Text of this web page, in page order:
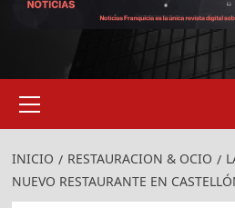
primario
INICIO RESTAURACION & OCIO
NUEVO RESTAURANTE EN